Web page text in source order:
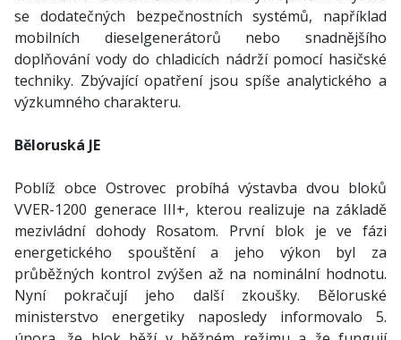
se dodatečných bezpečnostních systémů, například
mobilních dieselgenerátorů nebo snadnějšího
doplňování vody do chladicích nádrží pomocí hasičské
techniky. Zbývající opatření jsou spíše analytického a
výzkumného charakteru.
Běloruská JE
Poblíž obce Ostrovec probíhá výstavba dvou bloků
VVER-1200 generace III+, kterou realizuje na základě
mezivládní dohody Rosatom. První blok je ve fázi
energetického spouštění a jeho výkon byl za
průběžných kontrol zvýšen až na nominální hodnotu.
Nyní pokračují jeho další zkoušky. Běloruské
ministerstvo energetiky naposledy informovalo 5.